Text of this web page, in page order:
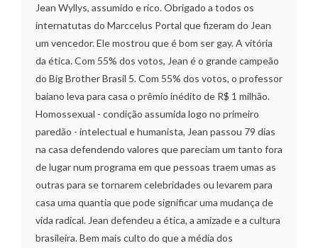
Jean Wyllys, assumido e rico. Obrigado a todos os
internatutas do Marccelus Portal que fizeram do Jean
um vencedor. Ele mostrou que é bom ser gay. A vitória
da ética. Com 55% dos votos, Jean é o grande campeão
do Big Brother Brasil 5. Com 55% dos votos, o professor
baiano leva para casa o prêmio inédito de R$ 1 milhão.
Homossexual - condição assumida logo no primeiro
paredão - intelectual e humanista, Jean passou 79 dias
na casa defendendo valores que pareciam um tanto fora
de lugar num programa em que pessoas traem umas as
outras para se tornarem celebridades ou levarem para
casa uma quantia que pode significar uma mudança de
vida radical. Jean defendeu a ética, a amizade e a cultura
brasileira. Bem mais culto do que a média dos